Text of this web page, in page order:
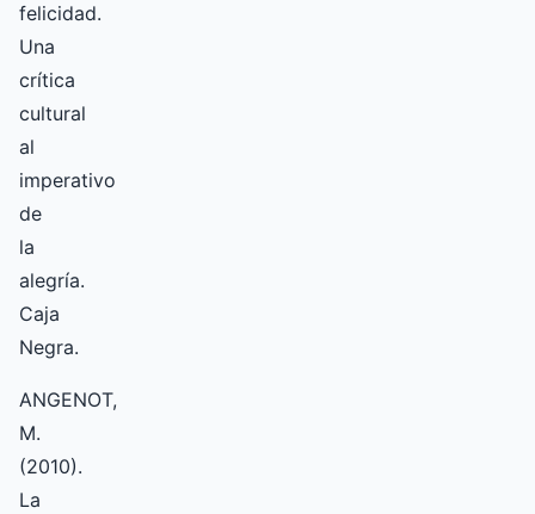
felicidad.
Una
crítica
cultural
al
imperativo
de
la
alegría.
Caja
Negra.
ANGENOT,
M.
(2010).
La